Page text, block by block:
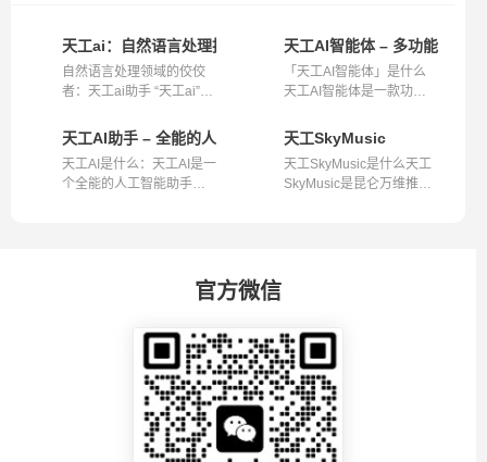
天工ai：自然语言处理技术的崭新里程碑
自然语言处理领域的佼佼
者：天工ai助手 “天工ai”作
天工AI智能体 – 多功能智能
「天工AI智能体」是什么
天工AI智能体是一款功能
天工AI助手 – 全能的人工智能助手
天工AI是什么：天工AI是一
个全能的人工智能助手，
天工SkyMusic
天工SkyMusic是什么天工
SkyMusic是昆仑万维推出
官方微信